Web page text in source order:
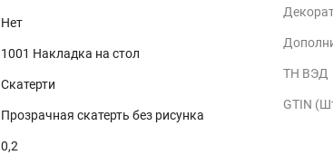
Нет
1001 Накладка на стол
Скатерти
Прозрачная скатерть без рисунка
0,2
ТН ВЭД
GTIN